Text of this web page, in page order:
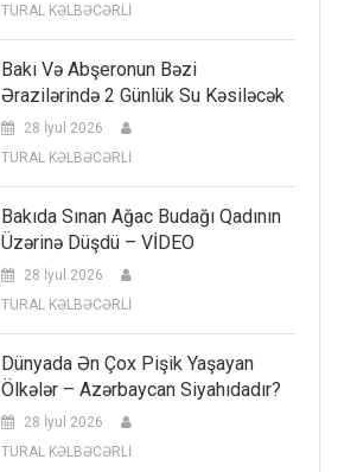
TURAL KƏLBƏCƏRLİ
Bakı Və Abşeronun Bəzi
Ərazilərində 2 Günlük Su Kəsiləcək
28 İyul 2026
TURAL KƏLBƏCƏRLİ
Bakıda Sınan Ağac Budağı Qadının
Üzərinə Düşdü – VİDEO
28 İyul 2026
TURAL KƏLBƏCƏRLİ
Dünyada Ən Çox Pişik Yaşayan
Ölkələr – Azərbaycan Siyahıdadır?
28 İyul 2026
TURAL KƏLBƏCƏRLİ